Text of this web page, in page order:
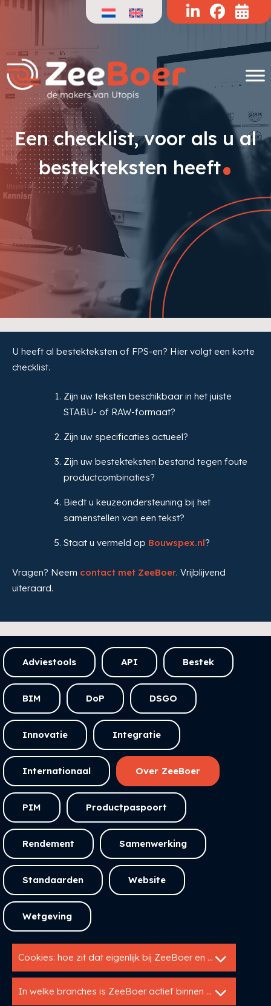
Doorgaan
inhoud
Een checklist, voor als u al
bestekteksten heeft.
U heeft al bestekteksten of FPS-en? Hier volgt een korte
checklist.
Zijn uw teksten beschikbaar in het juiste
STABU- of RAW-formaat?
Zijn uw specificaties actueel?
Zijn uw bestekteksten bestand tegen foute
productcombinaties?
Biedt u keuzeondersteuning bij het
samenstellen van een tekst?
Staat u vermeld op Bouwspex.nl?
Vragen? Neem contact met ZeeBoer. Vrijblijvend
uiteraard.
Adviestools API Bestek
BIM DoP DSGO
Innovatie Integratie
Internationaal Over ZeeBoer
PIM Productpaspoort
Rendement Samenwerking
Standaarden Website
Wetgeving
Cookies: hoe zit dat eigenlijk bij ZeeBoer en UP?
In welke branches is ZeeBoer actief binnen de bouwsector?